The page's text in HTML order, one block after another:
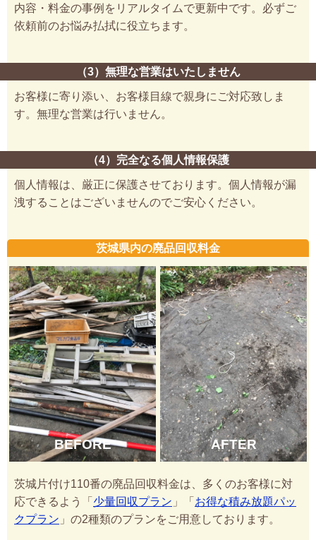
内容・料金の事例をリアルタイムで更新中です。必ずご
依頼前のお悩み払拭に役立ちます。
（3）無理な営業はいたしません
お客様に寄り添い、お客様目線で親身にご対応致しま
す。無理な営業は行いません。
（4）完全なる個人情報保護
個人情報は、厳正に保護させております。個人情報が漏
洩することはございませんのでご安心ください。
茨城県内の廃品回収料金
BEFORE AFTER
茨城片付け110番の廃品回収料金は、多くのお客様に対
応できるよう「 少量回収プラン 」「 お得な積み放題パッ
クプラン 」の2種類のプランをご用意しております。